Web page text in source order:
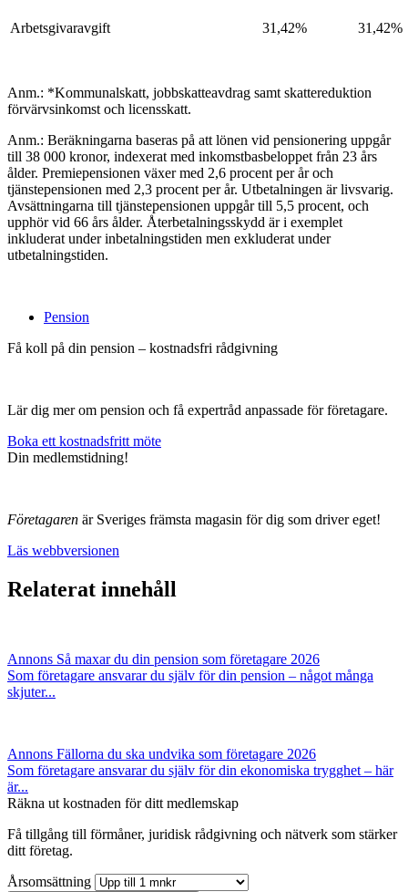
Arbetsgivaravgift 31,42% 31,42%
Anm.: *Kommunalskatt, jobbskatteavdrag samt skattereduktion
förvärvsinkomst och licensskatt.
Anm.: Beräkningarna baseras på att lönen vid pensionering uppgår
till 38 000 kronor, indexerat med inkomstbasbeloppet från 23 års
ålder. Premiepensionen växer med 2,6 procent per år och
tjänstepensionen med 2,3 procent per år. Utbetalningen är livsvarig.
Avsättningarna till tjänstepensionen uppgår till 5,5 procent, och
upphör vid 66 års ålder. Återbetalningsskydd är i exemplet
inkluderat under inbetalningstiden men exkluderat under
utbetalningstiden.
Pension
Få koll på din pension – kostnadsfri rådgivning
Lär dig mer om pension och få expertråd anpassade för företagare.
Boka ett kostnadsfritt möte
Din medlemstidning!
Företagaren är Sveriges främsta magasin för dig som driver eget!
Läs webbversionen
Relaterat innehåll
Annons Så maxar du din pension som företagare 2026
Som företagare ansvarar du själv för din pension – något många
skjuter...
Annons Fällorna du ska undvika som företagare 2026
Som företagare ansvarar du själv för din ekonomiska trygghet – här
är...
Räkna ut kostnaden för ditt medlemskap
Få tillgång till förmåner, juridisk rådgivning och nätverk som stärker
ditt företag.
Årsomsättning